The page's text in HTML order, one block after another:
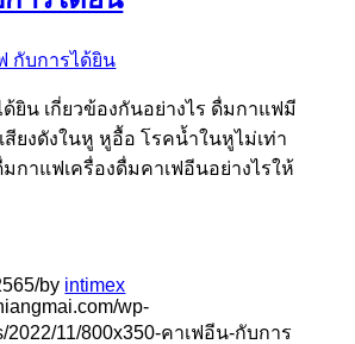
ยิน เกี่ยวข้องกันอย่างไร ดื่มกาแฟมี
สียงดังในหู หูอื้อ โรคน้ำในหูไม่เท่า
กาแฟเครื่องดื่มคาเฟอีนอย่างไรให้
/by intimex
wp-
2022/11/800x350-คาเฟอีน-กับการ